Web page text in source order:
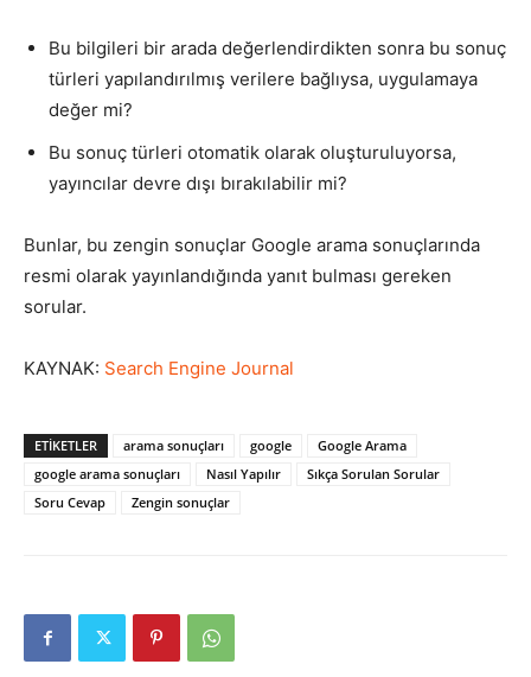
Bu bilgileri bir arada değerlendirdikten sonra bu sonuç
türleri yapılandırılmış verilere bağlıysa, uygulamaya
değer mi?
Bu sonuç türleri otomatik olarak oluşturuluyorsa,
yayıncılar devre dışı bırakılabilir mi?
Bunlar, bu zengin sonuçlar Google arama sonuçlarında
resmi olarak yayınlandığında yanıt bulması gereken
sorular.
KAYNAK: Search Engine Journal
ETIKETLER arama sonuçları google
Google Arama
google arama sonuçları
Nasıl Yapılır
Sıkça Sorulan Sorular
Soru Cevap
Zengin sonuçlar